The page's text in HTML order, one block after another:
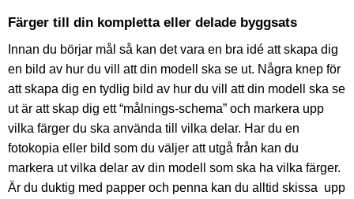
Färger till din kompletta eller delade byggsats
Innan du börjar mål så kan det vara en bra idé att skapa dig
en bild av hur du vill att din modell ska se ut. Några knep för
att skapa dig en tydlig bild av hur du vill att din modell ska se
ut är att skap dig ett “målnings-schema” och markera upp
vilka färger du ska använda till vilka delar. Har du en
fotokopia eller bild som du väljer att utgå från kan du
markera ut vilka delar av din modell som ska ha vilka färger.
Är du duktig med papper och penna kan du alltid skissa upp